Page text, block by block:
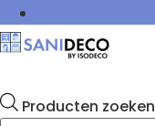
Producten zoeken